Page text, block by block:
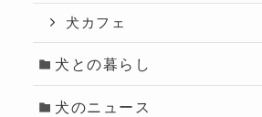
犬カフェ
犬との暮らし
犬のニュース